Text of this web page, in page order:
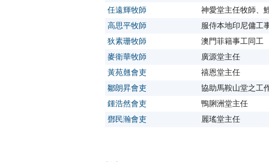
任遠輝牧師
神愛堂主任牧師、
高思平牧師
服侍本地印尼傭工
狄素珊牧師
澳門菲籍事工同工
麥衛華牧師
廣源堂主任
黃苑翹會吏
禧恩堂主任
鄒朗昇會吏
協助馬鞍山堂之工
鍾浩然會吏
鴨脷洲堂主任
鄧民瀚會吏
麗瑤堂主任